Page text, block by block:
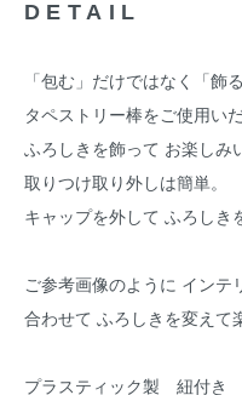
DETAIL
「包む」だけではなく「飾
タペストリー棒をご使用い
ふろしきを飾って お楽しみ
取りつけ取り外しは簡単。
キャップを外して ふろしき
ご参考画像のように インテ
合わせて ふろしきを変えて
プラスティック製 紐付き